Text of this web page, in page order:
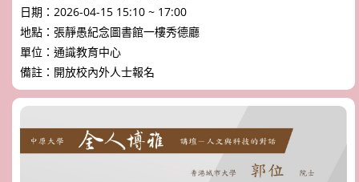
日期：2026-04-15 15:10 ~ 17:00
地點：張靜愚紀念圖書館一樓秀德廳
單位：通識教育中心
備註：開放校內外人士報名